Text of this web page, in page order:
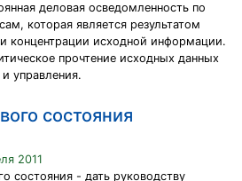
деловая осведомленность по
которая является результатом
концентрации исходной информации.
прочтение исходных данных
управления.
состояния
2011
состояния - дать руководству